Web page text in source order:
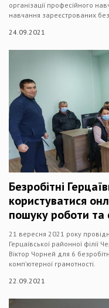
організації професійного
навчання зареєстрованих
24.09.2021
Безробітні
користуватися
пошуку роботи
21 вересня 2021 року
Герцаївської районної філії
Віктор Чорней для 6
комп’ютерної грамотності.
22.09.2021